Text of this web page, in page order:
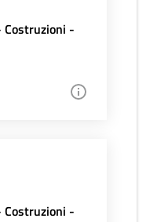
Costruzioni -
Costruzioni -